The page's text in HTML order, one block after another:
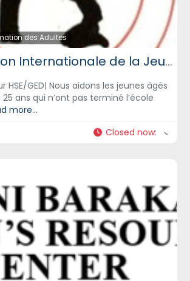
des Adultes
Organisation Internationale de la Jeunesse
HSE/GED| Nous aidons les jeunes âgés
25 ans qui n’ont pas terminé l’école
more...
Closed now: